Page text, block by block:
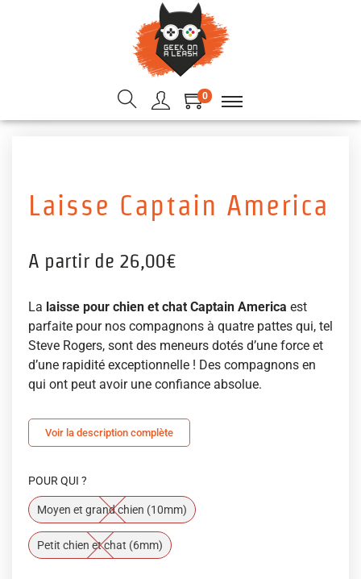
0
Laisse Captain America
A partir de 26,00€
La laisse pour chien et chat Captain America est
parfaite pour nos compagnons à quatre pattes qui, tel
Steve Rogers, sont des meneurs dotés d’une force et
d’une rapidité exceptionnelle ! Des compagnons en
qui ont peut avoir une confiance absolue.
Voir la description complète
POUR QUI ?
Moyen et grand chien (10mm)
Petit chien et chat (6mm)